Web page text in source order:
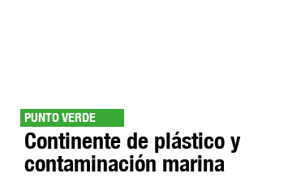
PUNTO VERDE
Continente de plástico y
contaminación marina